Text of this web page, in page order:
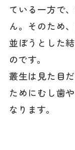
ている一方で
ん。そのため
並ぼうとした
のです。
叢生は見た目
ためにむし歯
なります。